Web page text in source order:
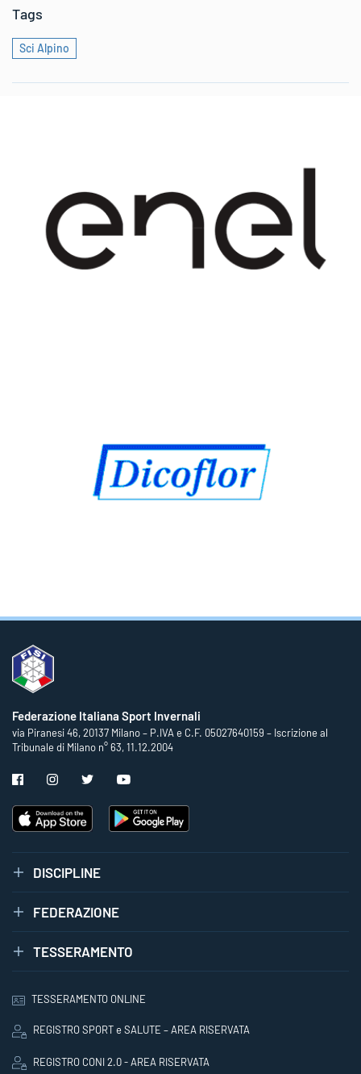
Tags
Sci Alpino
Federazione Italiana Sport Invernali
via Piranesi 46, 20137 Milano – P.IVA e C.F. 05027640159 – Iscrizione al
Tribunale di Milano n° 63, 11.12.2004
DISCIPLINE
FEDERAZIONE
TESSERAMENTO
TESSERAMENTO ONLINE
REGISTRO SPORT e SALUTE – AREA RISERVATA
REGISTRO CONI 2.0 - AREA RISERVATA